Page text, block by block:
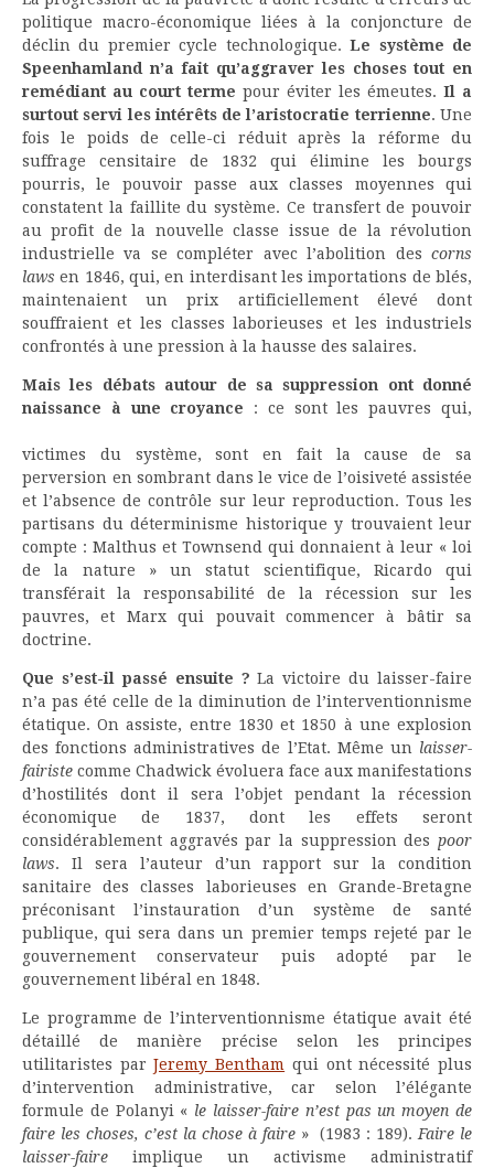
politique macro-économique liées à la conjoncture de
déclin du premier cycle technologique.Le système de
Speenhamland n’a fait qu’aggraver les choses tout en
remédiant au court terme pour éviter les émeutes. Il a
surtout servi les intérêts de l’aristocratie terrienne. Une
fois le poids de celle-ci réduit après la réforme du
suffrage censitaire de 1832 qui élimine les bourgs
pourris, le pouvoir passe aux classes moyennes qui
constatent la faillite du système. Ce transfert de pouvoir
au profit de la nouvelle classe issue de la révolution
industrielle va se compléter avec l’abolition des corns
lawsen 1846, qui, en interdisant les importations de blés,
maintenaient un prix artificiellement élevé dont
souffraient et les classes laborieuses et les industriels
confrontés à une pression à la hausse des salaires.
Mais les débats autour de sa suppression ont donné
naissance à une croyance
: ce sont les pauvres qui,
victimes du système, sont en fait la cause de sa
perversion en sombrant dans le vice de l’oisiveté assistée
et l’absence de contrôle sur leur reproduction. Tous les
partisans du déterminisme historique y trouvaient leur
compte : Malthus et Townsend qui donnaient à leur « loi
de la nature » un statut scientifique, Ricardo qui
transférait la responsabilité de la récession sur les
pauvres, et Marx qui pouvait commencer à bâtir sa
doctrine.
Que s’est-il passé ensuite ?La victoire du laisser-faire
n’a pas été celle de la diminution de l’interventionnisme
étatique. On assiste, entre 1830 et 1850 à une explosion
des fonctions administratives de l’Etat. Même un laisser-
fairiste comme Chadwick évoluera face aux manifestations
d’hostilités dont il sera l’objet pendant la récession
économique de 1837, dont les effets seront
considérablement aggravés par la suppression des poor
laws. Il sera l’auteur d’un rapport sur la condition
sanitaire des classes laborieuses en Grande-Bretagne
préconisant l’instauration d’un système de santé
publique, qui sera dans un premier temps rejeté par le
gouvernement conservateur puis adopté par le
gouvernement libéral en 1848.
Le programme de l’interventionnisme étatique avait été
détaillé de manière précise selon les principes
utilitaristes parJeremy Bentham qui ont nécessité plus
d’intervention administrative, car selon l’élégante
formule de Polanyi « le laisser-faire n’est pas un moyen de
faire les choses, c’est la chose à faire » (1983 : 189). Faire le
laisser-faire implique un activisme administratif